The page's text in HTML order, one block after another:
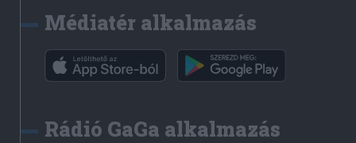
Médiatér alkalmazás
Rádió GaGa alkalmazás